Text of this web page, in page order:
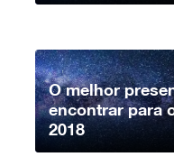
O melhor
encontrar para
2018